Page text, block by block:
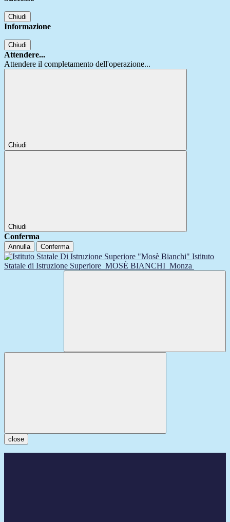
Chiudi
Informazione
Chiudi
Attendere...
Attendere il completamento dell'operazione...
Chiudi
Chiudi
Conferma
Annulla Conferma
Istituto
Statale di Istruzione Superiore MOSÈ BIANCHI Monza
close